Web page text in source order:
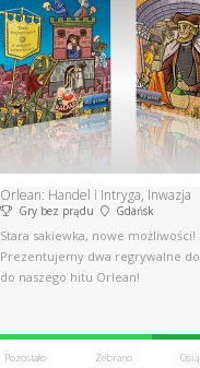
Orlean: Handel i Intryga, Inwazja
Gry bez prądu Gdańsk
Stara sakiewka, nowe możliwości!
Prezentujemy dwa regrywalne
do naszego hitu Orlean!
Pozostało Zebrano